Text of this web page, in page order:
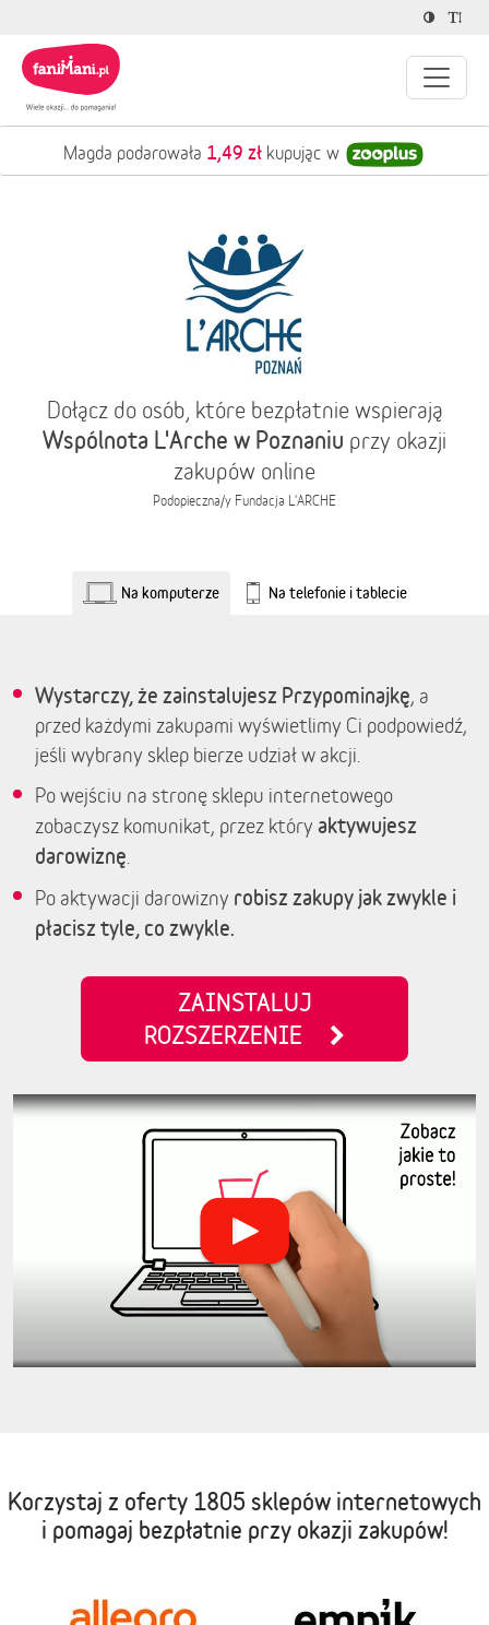
Magda podarowała 1,49 zł kupując w
Dołącz do osób, które bezpłatnie wspierają
Wspólnota L'Arche w Poznaniu przy okazji
zakupów online
Podopieczna/y Fundacja L'ARCHE
Na komputerze Na telefonie i tablecie
Wystarczy, że zainstalujesz Przypominajkę, a
przed każdymi zakupami wyświetlimy Ci podpowiedź,
jeśli wybrany sklep bierze udział w akcji.
Po wejściu na stronę sklepu internetowego
zobaczysz komunikat, przez który aktywujesz
darowiznę
Po aktywacji darowizny robisz zakupy jak zwykle i
płacisz tyle, co zwykle.
ZAINSTALUJ
ROZSZERZENIE
Korzystaj z oferty 1805 sklepów internetowych
i pomagaj bezpłatnie przy okazji zakupów!